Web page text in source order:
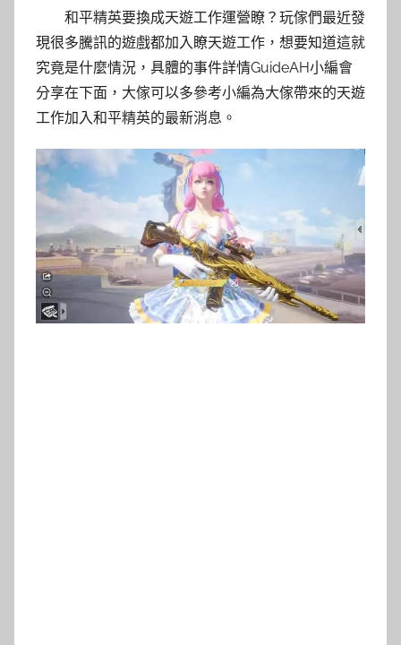
和平精英要換成天遊工作運營瞭？玩傢們最近發
現很多騰訊的遊戲都加入瞭天遊工作，想要知道這就
究竟是什麼情況，具體的事件詳情GuideAH小編會
分享在下面，大傢可以多參考小編為大傢帶來的天遊
工作加入和平精英的最新消息。